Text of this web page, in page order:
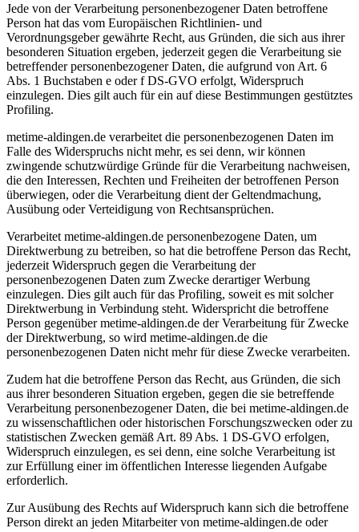
Jede von der Verarbeitung personenbezogener Daten betroffene
Person hat das vom Europäischen Richtlinien- und
Verordnungsgeber gewährte Recht, aus Gründen, die sich aus ihrer
besonderen Situation ergeben, jederzeit gegen die Verarbeitung sie
betreffender personenbezogener Daten, die aufgrund von Art. 6
Abs. 1 Buchstaben e oder f DS-GVO erfolgt, Widerspruch
einzulegen. Dies gilt auch für ein auf diese Bestimmungen gestütztes
Profiling.
metime-aldingen.de verarbeitet die personenbezogenen Daten im
Falle des Widerspruchs nicht mehr, es sei denn, wir können
zwingende schutzwürdige Gründe für die Verarbeitung nachweisen,
die den Interessen, Rechten und Freiheiten der betroffenen Person
überwiegen, oder die Verarbeitung dient der Geltendmachung,
Ausübung oder Verteidigung von Rechtsansprüchen.
Verarbeitet metime-aldingen.de personenbezogene Daten, um
Direktwerbung zu betreiben, so hat die betroffene Person das Recht,
jederzeit Widerspruch gegen die Verarbeitung der
personenbezogenen Daten zum Zwecke derartiger Werbung
einzulegen. Dies gilt auch für das Profiling, soweit es mit solcher
Direktwerbung in Verbindung steht. Widerspricht die betroffene
Person gegenüber metime-aldingen.de der Verarbeitung für Zwecke
der Direktwerbung, so wird metime-aldingen.de die
personenbezogenen Daten nicht mehr für diese Zwecke verarbeiten.
Zudem hat die betroffene Person das Recht, aus Gründen, die sich
aus ihrer besonderen Situation ergeben, gegen die sie betreffende
Verarbeitung personenbezogener Daten, die bei metime-aldingen.de
zu wissenschaftlichen oder historischen Forschungszwecken oder zu
statistischen Zwecken gemäß Art. 89 Abs. 1 DS-GVO erfolgen,
Widerspruch einzulegen, es sei denn, eine solche Verarbeitung ist
zur Erfüllung einer im öffentlichen Interesse liegenden Aufgabe
erforderlich.
Zur Ausübung des Rechts auf Widerspruch kann sich die betroffene
Person direkt an jeden Mitarbeiter von metime-aldingen.de oder